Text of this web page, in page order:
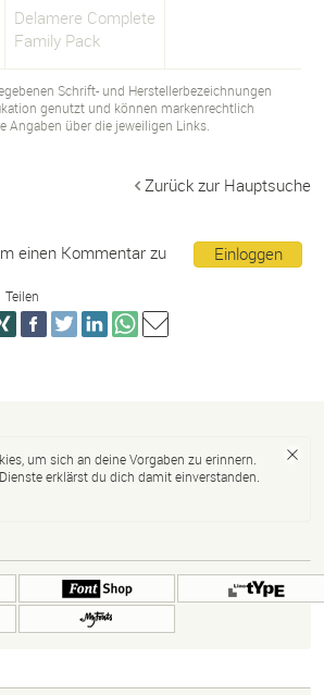
Delamere Complete
Family Pack
Schrift- und Herstellerbezeichnungen
genutzt und können markenrechtlich
Angaben über die jeweiligen Links.
Zurück zur Hauptsuche
Einloggen
einen Kommentar zu
Teilen
um sich an deine Vorgaben zu erinnern.
erklärst du dich damit einverstanden.